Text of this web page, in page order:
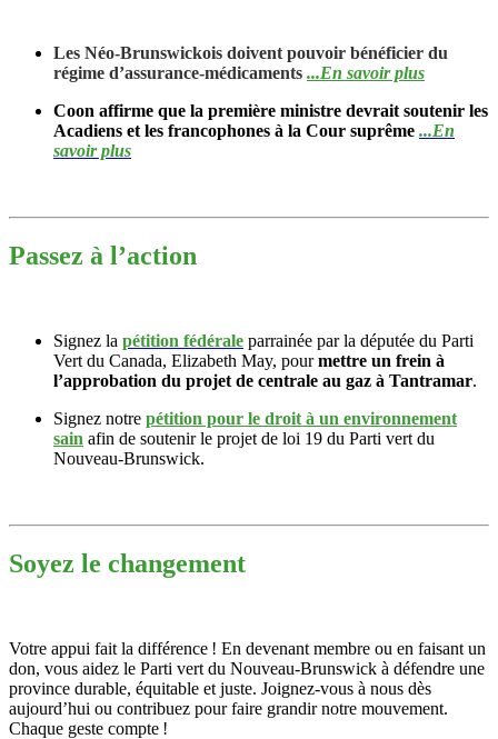
Les Néo-Brunswickois doivent pouvoir bénéficier du
régime d’assurance-médicaments ...En savoir plus
Coon affirme que la première ministre devrait soutenir les
Acadiens et les francophones à la Cour suprême ...En
savoir plus
Passez à l’action
Signez la pétition fédérale parrainée par la députée du Parti
Vert du Canada, Elizabeth May, pourmettre un frein à
l’approbation du projet de centrale au gaz à Tantramar.
Signez notre pétition pour le droit à un environnement
sain afin de soutenir le projet de loi 19 du Parti vert du
Nouveau-Brunswick.
Soyez le changement
Votre appui fait la différence ! En devenant membre ou en faisant un
don, vous aidez le Parti vert du Nouveau-Brunswick à défendre une
province durable, équitable et juste. Joignez-vous à nous dès
aujourd’hui ou contribuez pour faire grandir notre mouvement.
Chaque geste compte !